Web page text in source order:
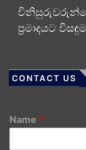
ප්‍රමාදයට
CONTACT US
Name *